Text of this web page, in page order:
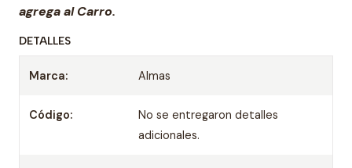
agrega al Carro.
DETALLES
Marca: Almas
Código:
No se entregaron detalles
adicionales.